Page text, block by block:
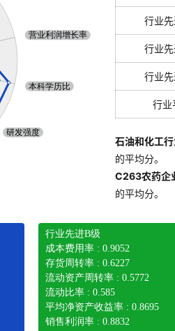
行业
行业
行业
行业
石油和化工行
的平均分。
C263农药企
的平均分。
行业先进B级
成本费用率 : 0.9052
存货周转率 : 0.6227
流动资产周转率 : 0.5772
流动比率 : 0.585
平均净资产收益率 : 0.8695
销售利润率 : 0.8832